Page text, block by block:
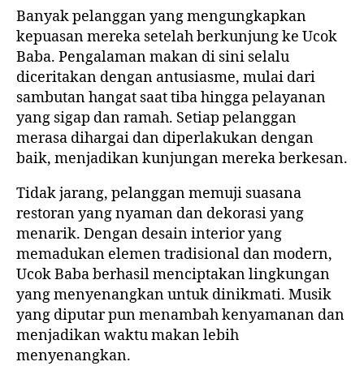
Banyak pelanggan yang mengungkapkan
kepuasan mereka setelah berkunjung ke Ucok
Baba. Pengalaman makan di sini selalu
diceritakan dengan antusiasme, mulai dari
sambutan hangat saat tiba hingga pelayanan
yang sigap dan ramah. Setiap pelanggan
merasa dihargai dan diperlakukan dengan
baik, menjadikan kunjungan mereka berkesan.
Tidak jarang, pelanggan memuji suasana
restoran yang nyaman dan dekorasi yang
menarik. Dengan desain interior yang
memadukan elemen tradisional dan modern,
Ucok Baba berhasil menciptakan lingkungan
yang menyenangkan untuk dinikmati. Musik
yang diputar pun menambah kenyamanan dan
menjadikan waktu makan lebih
menyenangkan.